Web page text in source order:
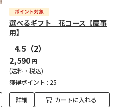
選べるギフト 花コース【慶事
用】
4.5 （2）
2,590円
(送料・税込)
獲得ポイント : 25
詳細 カートに入れる